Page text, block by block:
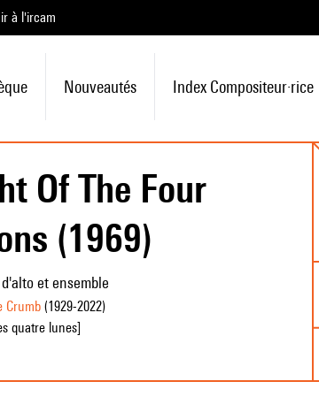
à l'ircam
Nouveautés Index Compositeur·rice
Of The Four
(1969)
et ensemble
Crumb(1929-2022)
quatre lunes]